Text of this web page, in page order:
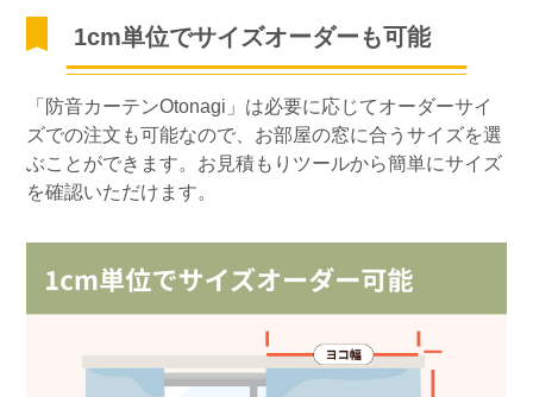
1cm単位でサイズオーダーも可能
「防音カーテンOtonagi」は必要に応じてオーダーサイ
ズでの注文も可能なので、お部屋の窓に合うサイズを選
ぶことができます。お見積もりツールから簡単にサイズ
を確認いただけます。